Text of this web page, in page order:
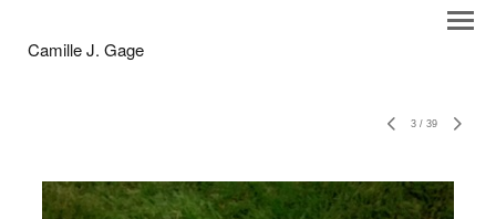
Camille J. Gage
3 / 39